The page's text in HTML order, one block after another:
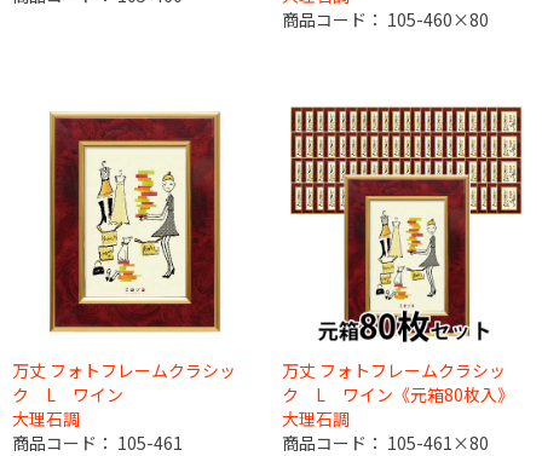
商品コード： 105-460×80
万丈 フォトフレームクラシッ
ク L ワイン
大理石調
商品コード： 105-461
万丈 フォトフレームクラシッ
ク L ワイン《元箱80枚入》
大理石調
商品コード： 105-461×80